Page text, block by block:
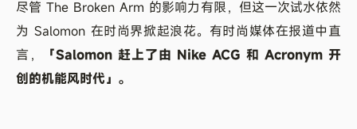
尽管 The Broken Arm 的影响力有限，但这一次试水依然
为 Salomon 在时尚界掀起浪花。有时尚媒体在报道中直
言，
「Salomon 赶上了由 Nike ACG 和 Acronym 开
创的机能风时代」。